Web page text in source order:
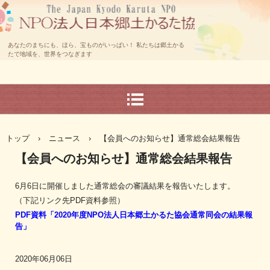
あなたのまちにも、ほら、宝ものがいっぱい！ 私たちは郷土かる
たで地域を、世界をつなぎます
トップ › ニュース › 【会員へのお知らせ】通常総会結果報告
【会員へのお知らせ】通常総会結果報告
6月6日に開催しました通常総会の審議結果を報告いたします。
（下記リンク先PDF資料参照）
PDF資料「2020年度NPO法人日本郷土かるた協会通常同会の結果報
告」
2020年06月06日